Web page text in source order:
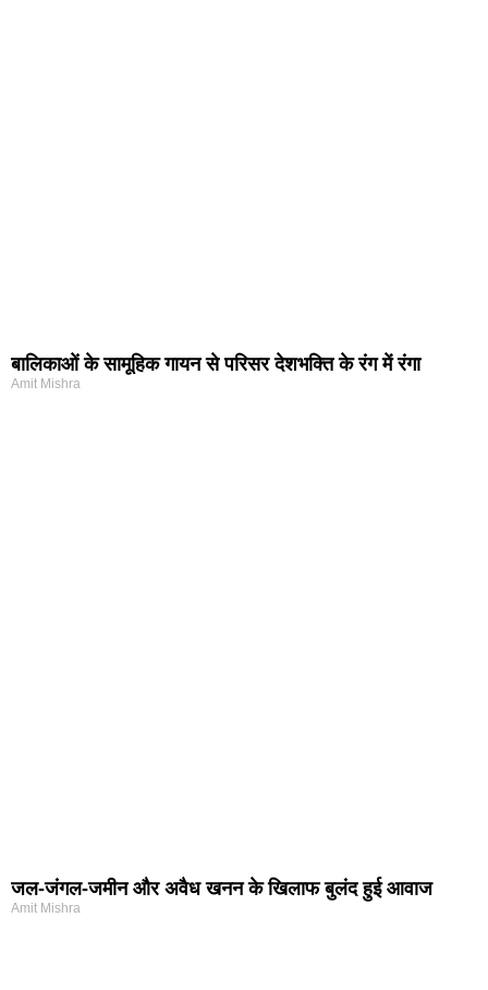
बालिकाओं के सामूहिक गायन से परिसर देशभक्ति के रंग में रंगा
Amit Mishra
जल-जंगल-जमीन और अवैध खनन के खिलाफ बुलंद हुई आवाज
Amit Mishra